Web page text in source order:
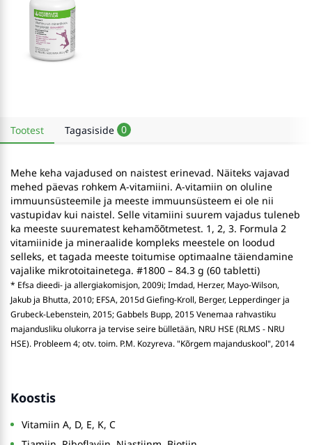
Tootest Tagasiside 0
Mehe keha vajadused on naistest erinevad. Näiteks vajavad
mehed päevas rohkem A-vitamiini. A-vitamiin on oluline
immuunsüsteemile ja meeste immuunsüsteem ei ole nii
vastupidav kui naistel. Selle vitamiini suurem vajadus tuleneb
ka meeste suurematest kehamõõtmetest. 1, 2, 3. Formula 2
vitamiinide ja mineraalide kompleks meestele on loodud
selleks, et tagada meeste toitumise optimaalne täiendamine
vajalike mikrotoitainetega. #1800 – 84.3 g (60 tabletti)
* Efsa dieedi- ja allergiakomisjon, 2009i; Imdad, Herzer, Mayo-Wilson,
Jakub ja Bhutta, 2010; EFSA, 2015d Giefing-Kroll, Berger, Lepperdinger ja
Grubeck-Lebenstein, 2015; Gabbels Bupp, 2015 Venemaa rahvastiku
majandusliku olukorra ja tervise seire bülletään, NRU HSE (RLMS - NRU
HSE). Probleem 4; otv. toim. P.M. Kozyreva. "Kõrgem majanduskool", 2014
Koostis
Vitamiin A, D, E, K, C